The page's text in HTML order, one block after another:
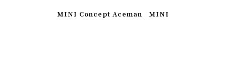
MINI Concept Aceman MINI